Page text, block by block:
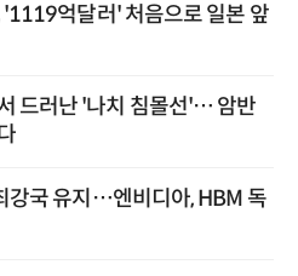
'1119억달러' 처음으로 일본 앞
드러난 '나치 침몰선'… 암반
강국 유지…엔비디아, HBM 독